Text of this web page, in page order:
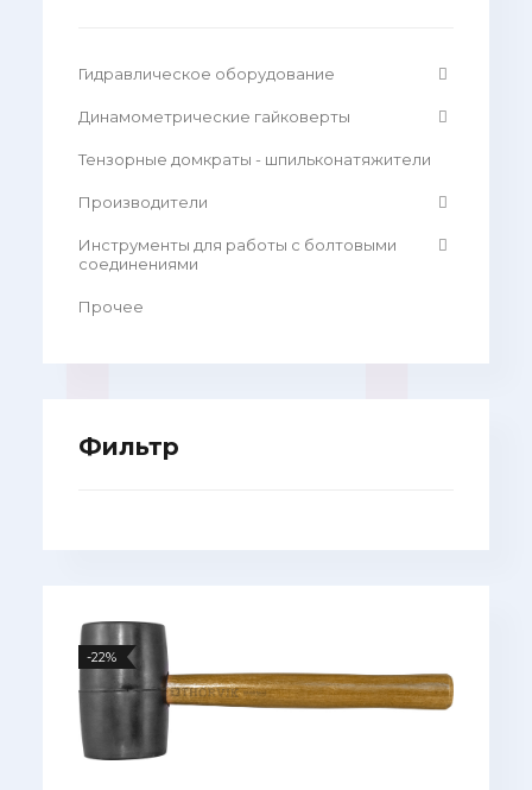
Гидравлическое оборудование
Динамометрические гайковерты
Тензорные домкраты - шпильконатяжители
Производители
Инструменты для работы с болтовыми
соединениями
Прочее
Фильтр
-22%